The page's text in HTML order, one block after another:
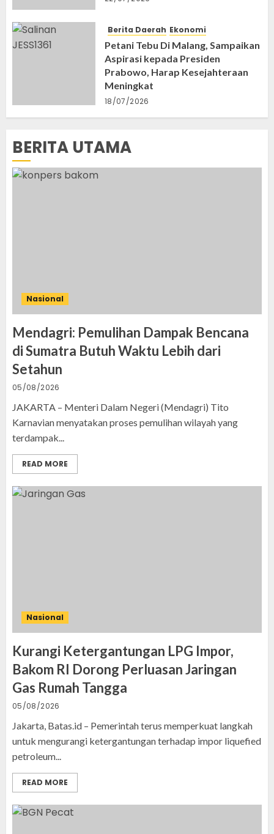
Berita Daerah Ekonomi
Petani Tebu Di Malang, Sampaikan
Aspirasi kepada Presiden
Prabowo, Harap Kesejahteraan
Meningkat
18/07/2026
BERITA UTAMA
Nasional
Mendagri: Pemulihan Dampak Bencana
di Sumatra Butuh Waktu Lebih dari
Setahun
05/08/2026
JAKARTA – Menteri Dalam Negeri (Mendagri) Tito
Karnavian menyatakan proses pemulihan wilayah yang
terdampak...
READ MORE
Nasional
Kurangi Ketergantungan LPG Impor,
Bakom RI Dorong Perluasan Jaringan
Gas Rumah Tangga
05/08/2026
Jakarta, Batas.id – Pemerintah terus memperkuat langkah
untuk mengurangi ketergantungan terhadap impor liquefied
petroleum...
READ MORE